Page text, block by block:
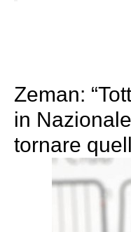
Zeman:
in
tornare